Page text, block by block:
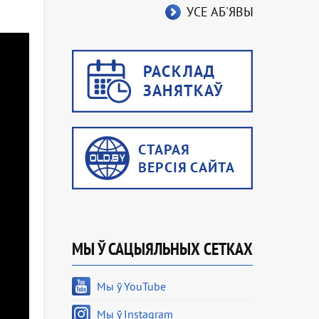
УСЕ АБ'ЯВЫ
МЫ Ў САЦЫЯЛЬНЫХ СЕТКАХ
Мы ў YouTube
Мы ў Instagram